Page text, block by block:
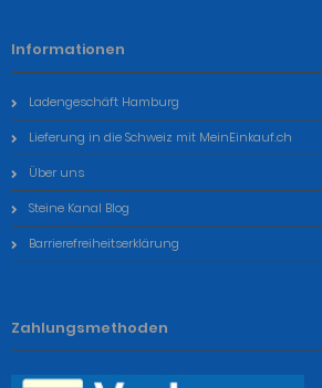
Informationen
Ladengeschäft Hamburg
Lieferung in die Schweiz mit MeinEinkauf.ch
Über uns
Steine Kanal Blog
Barrierefreiheitserklärung
Zahlungsmethoden